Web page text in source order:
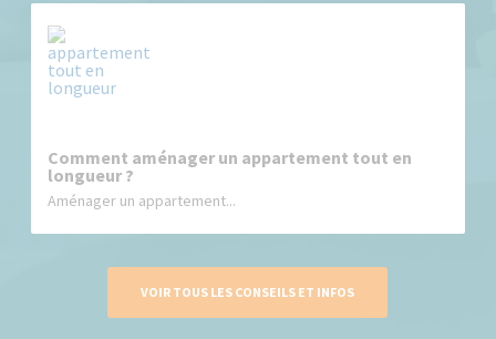
Comment aménager un appartement tout en
longueur ?
Aménager un appartement...
VOIR TOUS LES CONSEILS ET INFOS